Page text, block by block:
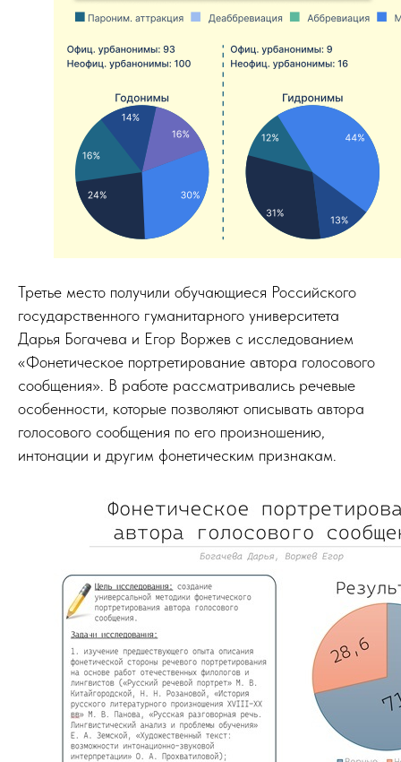
Третье место получили обучающиеся Российского
государственного гуманитарного университета
Дарья Богачева и Егор Воржев с исследованием
«Фонетическое портретирование автора голосового
сообщения». В работе рассматривались речевые
особенности, которые позволяют описывать автора
голосового сообщения по его произношению,
интонации и другим фонетическим признакам.